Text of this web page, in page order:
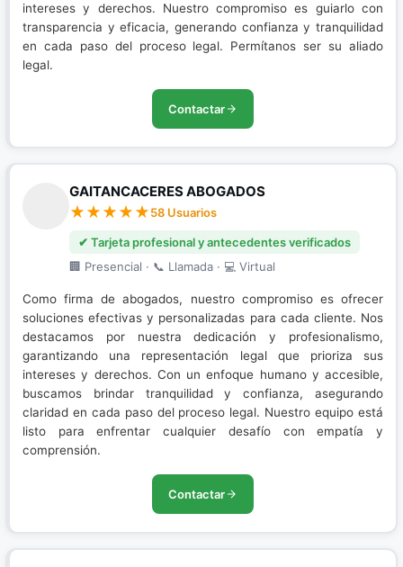
intereses y derechos. Nuestro compromiso es guiarlo con
transparencia y eficacia, generando confianza y tranquilidad
en cada paso del proceso legal. Permítanos ser su aliado
legal.
Contactar
GAITANCACERES ABOGADOS
58 Usuarios
✔ Tarjeta profesional y antecedentes verificados
🏢 Presencial · 📞 Llamada · 💻 Virtual
Como firma de abogados, nuestro compromiso es ofrecer
soluciones efectivas y personalizadas para cada cliente. Nos
destacamos por nuestra dedicación y profesionalismo,
garantizando una representación legal que prioriza sus
intereses y derechos. Con un enfoque humano y accesible,
buscamos brindar tranquilidad y confianza, asegurando
claridad en cada paso del proceso legal. Nuestro equipo está
listo para enfrentar cualquier desafío con empatía y
comprensión.
Contactar